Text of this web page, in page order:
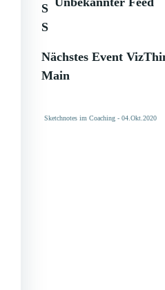
Nächstes Event
Main
Sketchnotes im Coaching - 04.Okt.2020